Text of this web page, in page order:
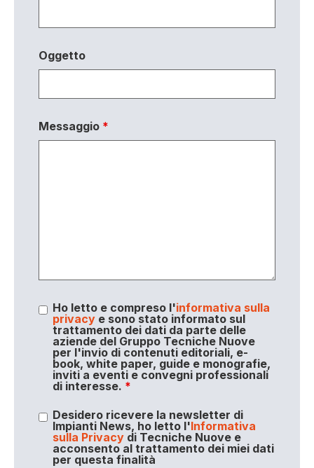
Oggetto
Messaggio *
Ho letto e compreso l'informativa sulla
privacye sono stato informato sul
trattamento dei dati da parte delle
aziende del Gruppo Tecniche Nuove
per l'invio di contenuti editoriali, e-
book, white paper, guide e monografie,
inviti a eventi e convegni professionali
di interesse. *
Desidero ricevere la newsletter di
Impianti News, ho letto l'Informativa
sulla Privacydi Tecniche Nuove e
acconsento al trattamento dei miei dati
per questa finalità